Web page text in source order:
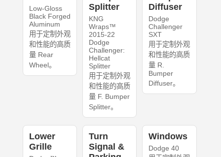
Low-Gloss
Black Forged
Aluminum
用于定制外观
和性能的高质
量 Rear
Wheel。
Splitter
KNG
Wraps™
2015-22
Dodge
Challenger:
Hellcat
Splitter
用于定制外观
和性能的高质
量 F. Bumper
Splitter。
Diffuser
Dodge
Challenger
SXT
用于定制外观
和性能的高质
量 R.
Bumper
Diffuser。
Lower
Grille
Turn
Signal &
Windows
Dodge 40